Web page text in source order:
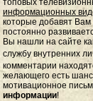
топовых
информационных
которые добавят Вам
постоянно
Вы нашли на сайте
службу внутренних
комментарии
желающего есть
мотивационное
информации!